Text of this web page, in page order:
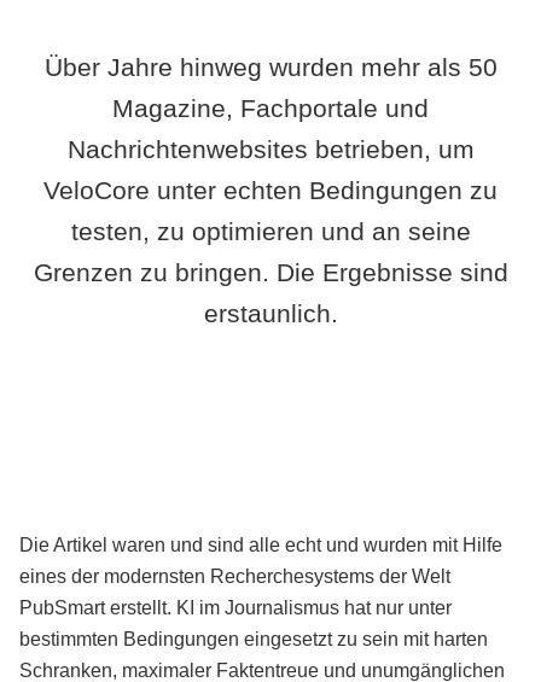
Über Jahre hinweg wurden mehr als 50
Magazine, Fachportale und
Nachrichtenwebsites betrieben, um
VeloCore unter echten Bedingungen zu
testen, zu optimieren und an seine
Grenzen zu bringen. Die Ergebnisse sind
erstaunlich.
Die Artikel waren und sind alle echt und wurden mit Hilfe
eines der modernsten Recherchesystems der Welt
PubSmart erstellt. KI im Journalismus hat nur unter
bestimmten Bedingungen eingesetzt zu sein mit harten
Schranken, maximaler Faktentreue und unumgänglichen